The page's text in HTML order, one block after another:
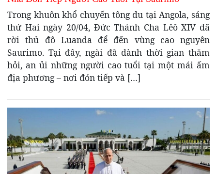
Trong khuôn khổ chuyến tông du tại Angola, sáng
thứ Hai ngày 20/04, Đức Thánh Cha Lêô XIV đã
rời thủ đô Luanda để đến vùng cao nguyên
Saurimo. Tại đây, ngài đã dành thời gian thăm
hỏi, an ủi những người cao tuổi tại một mái ấm
địa phương – nơi đón tiếp và […]